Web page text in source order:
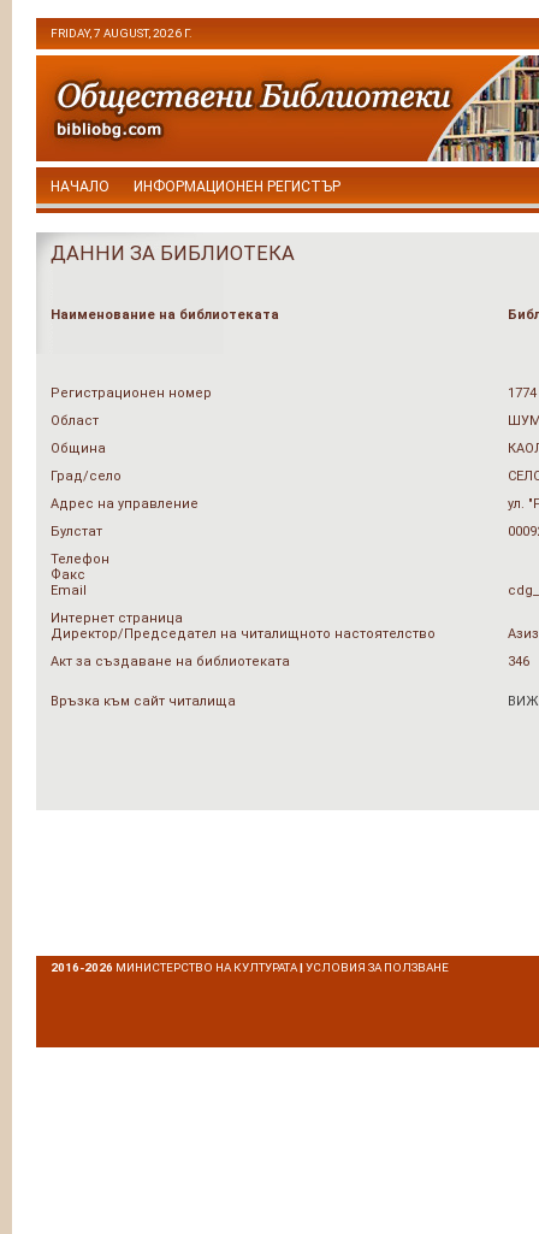
FRIDAY, 7 AUGUST, 2026 Г.
НАЧАЛО ИНФОРМАЦИОНЕН РЕГИСТЪР
ДАННИ ЗА БИБЛИОТЕКА
Наименование на библиотеката
Регистрационен номер
1774
Област
Община
Град/село
Адрес на управление
ул.
Булстат
Телефон
Факс
Email
Интернет страница
Директор/Председател на читалищното настоятелство
Акт за създаване на библиотеката
346
Връзка към сайт читалища ВИЖ
2016-2026 МИНИСТЕРСТВО НА КУЛТУРАТА|УСЛОВИЯ ЗА ПОЛЗВАНЕ